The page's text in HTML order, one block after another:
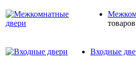
товаров
Входные